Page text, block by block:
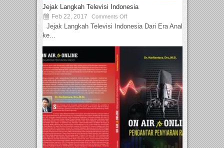
Jejak Langkah Televisi Indonesia
Feb 22, 2017 Comments Off
Jejak Langkah Televisi Indonesia Dari Era Analog
ke...